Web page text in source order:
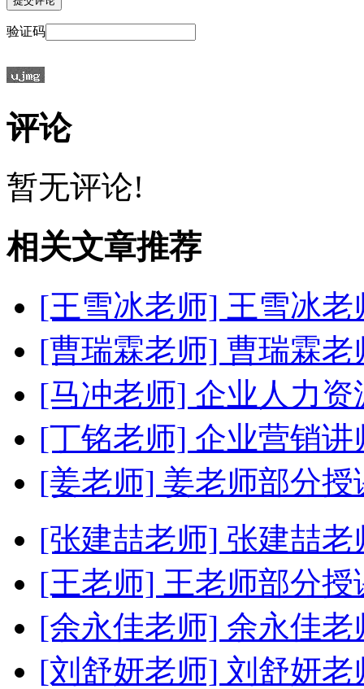
验证码
评论
暂无评论!
相关文章推荐
[王雪冰老师] 王雪冰老
[曹瑞霖老师] 曹瑞霖老
[马冲老师] 企业人力
[丁铭老师] 企业营销
[姜老师] 姜老师部分授
[张建喆老师] 张建喆老
[王老师] 王老师部分
[余永佳老师] 余永佳老
[刘舒妍老师] 刘舒妍老